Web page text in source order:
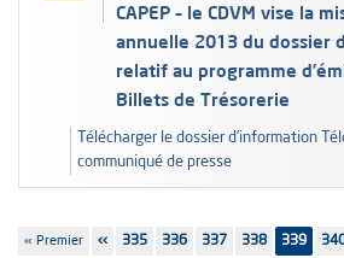
CAPEP – le CDVM vise la
annuelle 2013 du dossier
relatif au programme
Billets de Trésorerie
Télécharger le dossier d’information
communiqué de presse
Pagination
Première
« Premier
Page
‹‹ Page
335 Page
336 Page
337 Page
338 339